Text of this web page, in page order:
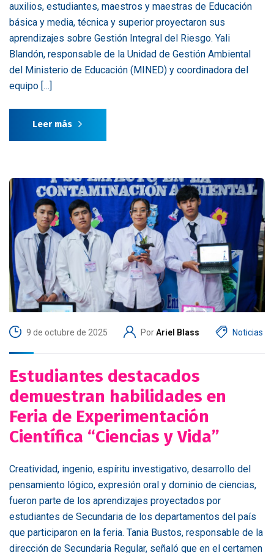
auxilios, estudiantes, maestros y maestras de Educación
básica y media, técnica y superior proyectaron sus
aprendizajes sobre Gestión Integral del Riesgo. Yali
Blandón, responsable de la Unidad de Gestión Ambiental
del Ministerio de Educación (MINED) y coordinadora del
equipo […]
Leer más
9 de octubre de 2025 PorAriel Blass Noticias
Estudiantes destacados
demuestran habilidades en
Feria de Experimentación
Científica “Ciencias y Vida”
Creatividad, ingenio, espíritu investigativo, desarrollo del
pensamiento lógico, expresión oral y dominio de ciencias,
fueron parte de los aprendizajes proyectados por
estudiantes de Secundaria de los departamentos del país
que participaron en la feria. Tania Bustos, responsable de la
dirección de Secundaria Regular, señaló que en el certamen